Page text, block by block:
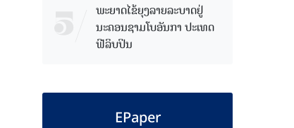
ພະຍາດໄຂ້ຍຸງລາຍລະບາດຢູ່
ນະຄອນຊາມໂບ​ອັນກາ ປະເທດ
ຟີລິບປິນ
EPaper